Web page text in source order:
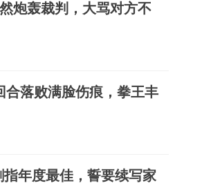
炮轰裁判，大骂对方不
合落败满脸伤痕，拳王丰
年度最佳，誓要续写家